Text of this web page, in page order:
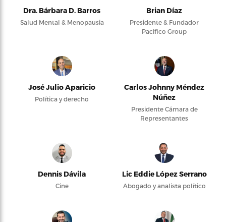
Dra. Bárbara D. Barros
Salud Mental & Menopausia
Brian Díaz
Presidente & Fundador
Pacifico Group
José Julio Aparicio
Política y derecho
Carlos Johnny Méndez
Núñez
Presidente Cámara de
Representantes
Dennis Dávila
Cine
Lic Eddie López Serrano
Abogado y analista político